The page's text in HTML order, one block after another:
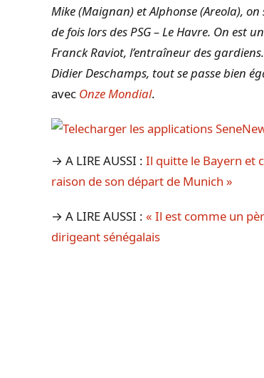
Mike (Maignan) et Alphonse (Areola),
de fois lors des PSG – Le Havre. On est
Franck Raviot, l’entraîneur des
Didier Deschamps, tout se passe bien
avec Onze Mondial.
→ A LIRE AUSSI : Il quitte le Bayern et
raison de son départ de Munich »
→ A LIRE AUSSI : « Il est comme un
dirigeant sénégalais